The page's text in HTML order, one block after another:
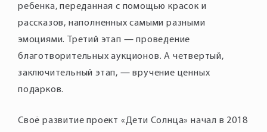
ребенка, переданная с помощью красок и
рассказов, наполненных самыми разными
эмоциями. Третий этап — проведение
благотворительных аукционов. А четвертый,
заключительный этап, — вручение ценных
Своё развитие проект «Дети Солнца» начал в 2018